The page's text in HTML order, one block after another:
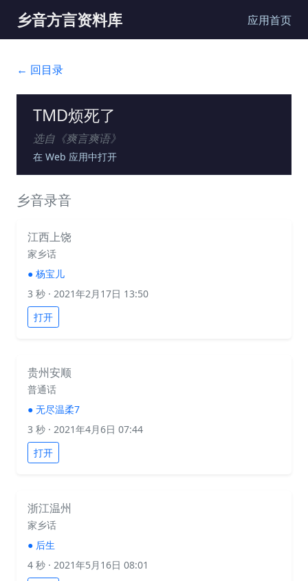
乡音方言资料库 应用首页
← 回目录
TMD烦死了
选自《爽言爽语》
在 Web 应用中打开
乡音录音
江西上饶
家乡话
● 杨宝儿
3 秒 · 2021年2月17日 13:50
打开
贵州安顺
普通话
● 无尽温柔7
3 秒 · 2021年4月6日 07:44
打开
浙江温州
家乡话
● 后生
4 秒 · 2021年5月16日 08:01